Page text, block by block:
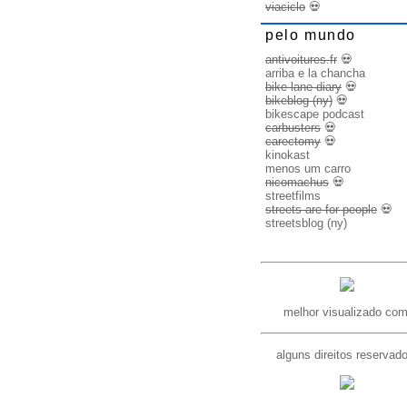
viaciclo 💀
pelo mundo
antivoitures.fr 💀
arriba e la chancha
bike lane diary 💀
bikeblog (ny) 💀
bikescape podcast
carbusters 💀
carectomy 💀
kinokast
menos um carro
nicomachus 💀
streetfilms
streets are for people 💀
streetsblog (ny)
melhor visualizado
alguns direitos